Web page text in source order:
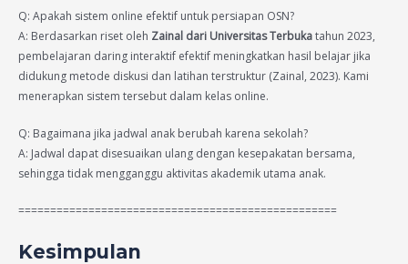
Q: Apakah sistem online efektif untuk persiapan OSN?
A: Berdasarkan riset oleh Zainal dari Universitas Terbukatahun 2023,
pembelajaran daring interaktif efektif meningkatkan hasil belajar jika
didukung metode diskusi dan latihan terstruktur (Zainal, 2023). Kami
menerapkan sistem tersebut dalam kelas online.
Q: Bagaimana jika jadwal anak berubah karena sekolah?
A: Jadwal dapat disesuaikan ulang dengan kesepakatan bersama,
sehingga tidak mengganggu aktivitas akademik utama anak.
==================================================
Kesimpulan